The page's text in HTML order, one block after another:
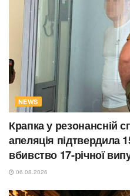
NEWS
Крапка у резонансній
апеляція підтвердила
вбивство 17-річної
06.08.2026